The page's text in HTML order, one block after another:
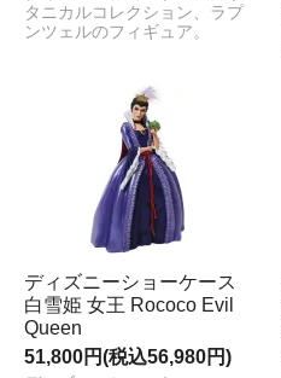
タニカルコレクション、ラプ
ンツェルのフィギュア。
ディズニーショーケース
白雪姫 女王 Rococo Evil
Queen
51,800円(税込56,980円)